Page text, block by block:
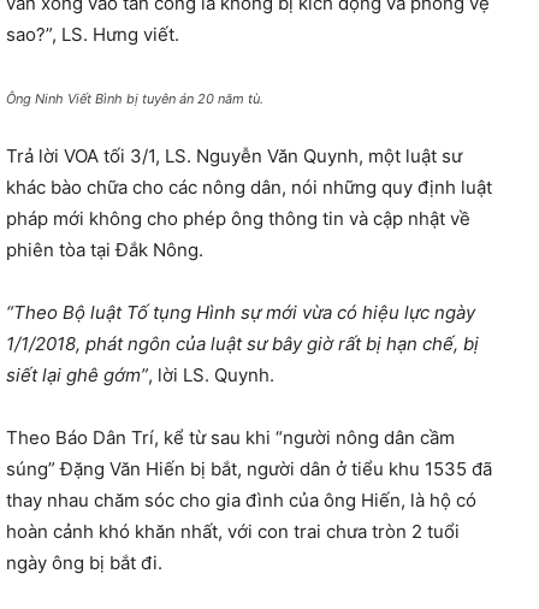
sao?”, LS. Hưng viết.
Ông Ninh Viết Bình bị tuyên án 20 năm tù.
Trả lời VOA tối 3/1, LS. Nguyễn Văn Quynh, một luật sư
khác bào chữa cho các nông dân, nói những quy định luật
pháp mới không cho phép ông thông tin và cập nhật về
phiên tòa tại Đắk Nông.
“Theo Bộ luật Tố tụng Hình sự mới vừa có hiệu lực ngày
1/1/2018, phát ngôn của luật sư bây giờ rất bị hạn chế, bị
siết lại ghê gớm”, lời LS. Quynh.
Theo Báo Dân Trí, kể từ sau khi “người nông dân cầm
súng” Đặng Văn Hiến bị bắt, người dân ở tiểu khu 1535 đã
thay nhau chăm sóc cho gia đình của ông Hiến, là hộ có
hoàn cảnh khó khăn nhất, với con trai chưa tròn 2 tuổi
ngày ông bị bắt đi.